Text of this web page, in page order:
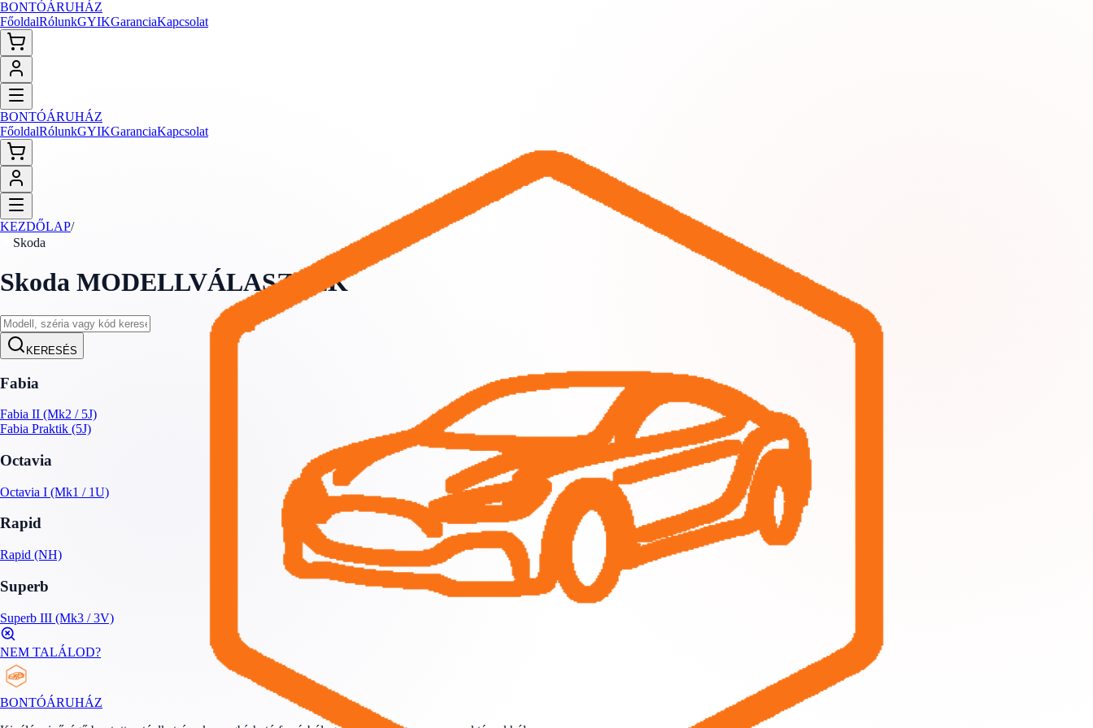
BONTÓÁRUHÁZ
FőoldalRólunkGYIKGaranciaKapcsolat
BONTÓÁRUHÁZ
FőoldalRólunkGYIKGaranciaKapcsolat
KEZDŐLAP/
Skoda
Skoda MODELLVÁLASZTÉK
KERESÉS
Fabia
Fabia II (Mk2 / 5J)
Fabia Praktik (5J)
Octavia
Octavia I (Mk1 / 1U)
Rapid
Rapid (NH)
Superb
Superb III (Mk3 / 3V)
NEM TALÁLOD?
BONTÓÁRUHÁZ